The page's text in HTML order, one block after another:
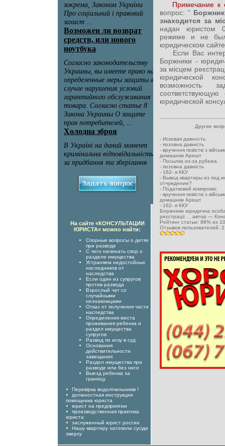
Примечание к
вопрос: "
знаходится за
надан юристом
режиме и не
юридическом
Если Вас
Боржники -
за місцем
юридической
возможность
юридической
Другие
- Исковая давность
- позовна давність
- вручення повісткі з
домашнім Арешт
- Посылка из-за рубежа
- позовна давність
- 162- я ККУ
- Вывод квартиры из под
отчуждение?
- Податковий компроміс
- вручення повісткі з
домашнім Арешт
- 162- я ККУ
Боржники юридична
реєстрації . , автор —
Рейтинг статьи: 98% из
Отзывов пользователей: 2
На сайте «КОНСУЛЬТАЦИИ
ЮРИСТА» можно найти:
Спорные вопросы о детях
при разводе
С чего начинать спор о
разделе имущества
Устраняем недостойных
наследников от
наследства
Если один из супругов
против развода
Взрослый чат со
случайными
незнакомцами
Отказ от получения части
наследства
Определения места
проживания ребенка и
раздел имущества
супругов
Развод по иску в суд
Основания
действительности
завещания
Раздел имущества при
разводе или без него
Выезд ребенка за
границу
Перевірка водолічильників !
должностная инструкция
помощника юриста
юрист на предприятии
производственная практика
юриста
заслуженный юрист россии
Нашу квартиру затопили сусіди
зверху